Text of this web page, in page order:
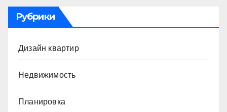
Рубрики
Дизайн квартир
Недвижимость
Планировка